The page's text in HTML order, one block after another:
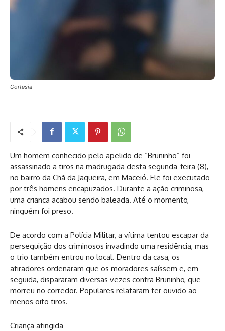
Cortesia
Um homem conhecido pelo apelido de “Bruninho” foi
assassinado a tiros na madrugada desta segunda-feira (8),
no bairro da Chã da Jaqueira, em Maceió. Ele foi executado
por três homens encapuzados. Durante a ação criminosa,
uma criança acabou sendo baleada. Até o momento,
ninguém foi preso.
De acordo com a Polícia Militar, a vítima tentou escapar da
perseguição dos criminosos invadindo uma residência, mas
o trio também entrou no local. Dentro da casa, os
atiradores ordenaram que os moradores saíssem e, em
seguida, dispararam diversas vezes contra Bruninho, que
morreu no corredor. Populares relataram ter ouvido ao
menos oito tiros.
Criança atingida